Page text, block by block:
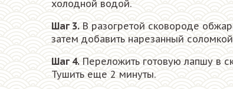
холодной водой.
Шаг 3. В разогретой сковороде
затем добавить нарезанный
Шаг 4. Переложить готовую лапшу в
Тушить еще 2 минуты.